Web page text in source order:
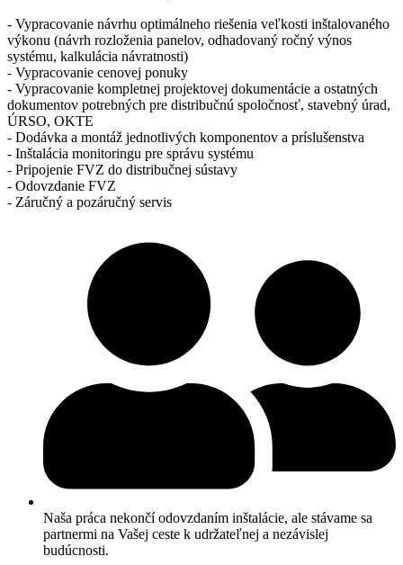
- Vypracovanie návrhu optimálneho riešenia veľkosti inštalovaného
výkonu (návrh rozloženia panelov, odhadovaný ročný výnos
systému, kalkulácia návratnosti)
- Vypracovanie cenovej ponuky
- Vypracovanie kompletnej projektovej dokumentácie a ostatných
dokumentov potrebných pre distribučnú spoločnosť, stavebný úrad,
ÚRSO, OKTE
- Dodávka a montáž jednotlivých komponentov a príslušenstva
- Inštalácia monitoringu pre správu systému
- Pripojenie FVZ do distribučnej sústavy
- Odovzdanie FVZ
- Záručný a pozáručný servis
Naša práca nekončí odovzdaním inštalácie, ale stávame sa
partnermi na Vašej ceste k udržateľnej a nezávislej
budúcnosti.